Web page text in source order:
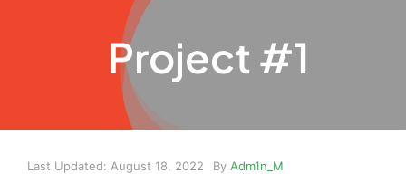
Project #1
Last Updated: August 18, 2022 By Adm1n_M